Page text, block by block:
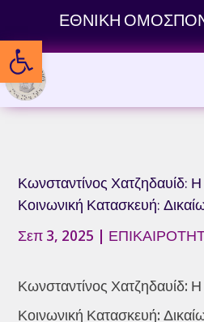
content
Ανοίξτε τη γραμμή εργαλείων
ΕΘΝΙΚΗ
Κωνσταντίνος Χατζηδαυίδ:
Κοινωνική Κατασκευή:
Σεπ 3, 2025 |
Κωνσταντίνος Χατζηδαυίδ:
Κοινωνική Κατασκευή: